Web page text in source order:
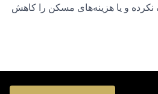
و یا هزینه‌های مسکن را کاهش